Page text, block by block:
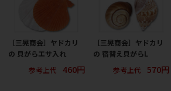
［三晃商会］ヤドカリ
の 貝がらエサ入れ
参考上代
460円
［三晃商会］ヤドカリ
の 宿替え貝がらL
参考上代
570円